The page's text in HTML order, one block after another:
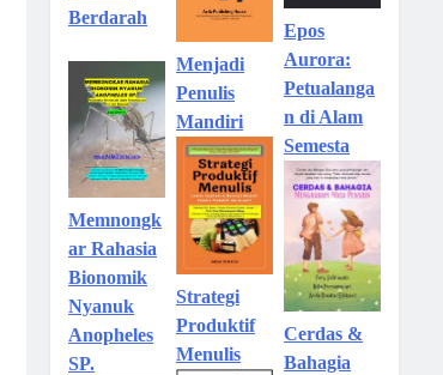
Berdarah
Memnongk
ar Rahasia
Bionomik
Nyanuk
Anopheles
SP.
Menjadi
Penulis
Mandiri
Strategi
Produktif
Menulis
Epos
Aurora:
Petualanga
n di Alam
Semesta
Cerdas &
Bahagia